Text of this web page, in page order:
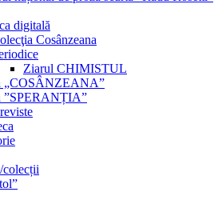
digitală
Cosânzeana
Ziarul CHIMISTUL
„COSÂNZEANA”
”SPERANȚIA”